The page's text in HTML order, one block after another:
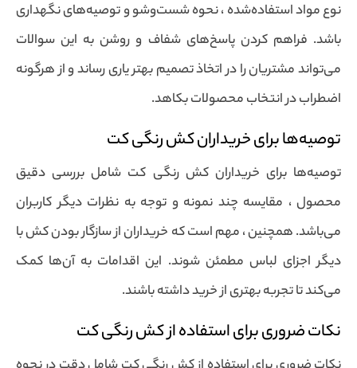
نوع مواد استفاده‌شده ، نحوه شست‌وشو و توصیه‌های نگهداری
باشد. فراهم کردن پاسخ‌های شفاف و روشن به این سوالات
می‌تواند مشتریان را در اتخاذ تصمیم بهتر یاری رساند و از هرگونه
اضطراب در انتخاب محصولات بکاهد.
توصیه‌ها برای خریداران کش رنگی کت
توصیه‌ها برای خریداران کش رنگی کت شامل بررسی دقیق
محصول ، مقایسه چند نمونه و توجه به نظرات دیگر کاربران
می‌باشد. همچنین ، مهم است که خریداران از سازگار بودن کش با
دیگر اجزای لباس مطمئن شوند. این اقدامات به آن‌ها کمک
می‌کند تا تجربه بهتری از خرید داشته باشند.
نکات ضروری برای استفاده از کش رنگی کت